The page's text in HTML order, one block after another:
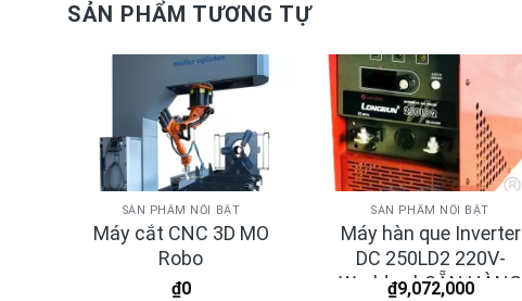
SẢN PHẨM TƯƠNG TỰ
SẢN PHẨM NỔI BẬT
Máy cắt CNC 3D MO
Robo
₫0
SẢN PHẨM NỔI BẬT
Máy hàn que Inverter
DC 250LD2 220V-
Worldwel-SẴN HÀNG
₫9,072,000